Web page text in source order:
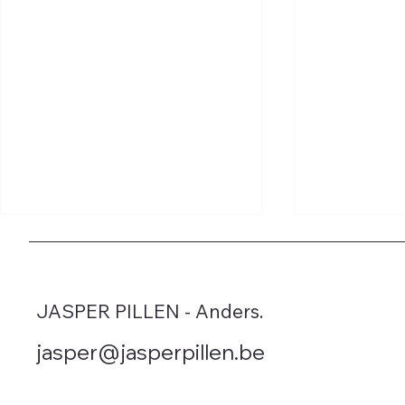
JASPER PILLEN - Anders.
jasper@jasperpillen.be